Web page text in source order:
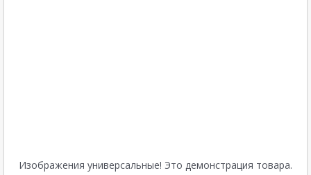
Изображения универсальные! Это демонстрация товара.